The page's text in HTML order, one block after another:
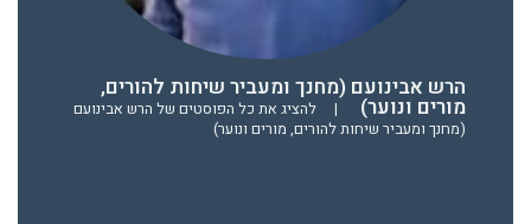
הרש אבינועם (מחנך ומעביר שיחות להורים,
מורים ונוער) |
להציג את כל הפוסטים של הרש אבינועם
(מחנך ומעביר שיחות להורים, מורים ונוער)